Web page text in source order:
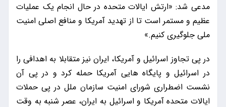
مدعی شد: «ارتش ایالات متحده در حال انجام یک عملیات
عظیم و مستمر است تا از تهدید آمریکا و منافع اصلی امنیت
ملی جلوگیری کنیم.»
در پی تجاوز اسرائیل و آمریکا، ایران نیز متقابلا به اهدافی را
در اسرائیل و پایگاه هایی آمریکا حمله کرد و در پی آن
نشست اضطراری شورای امنیت سازمان ملل در پی حملات
ایالات متحده آمریکا و اسرائیل به ایران، عصر شنبه به وقت